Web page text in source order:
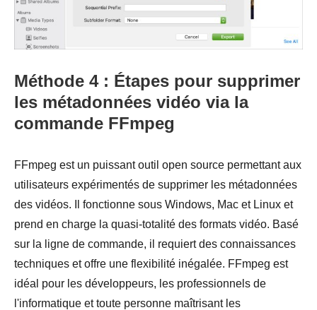
Méthode 4 : Étapes pour supprimer
les métadonnées vidéo via la
commande FFmpeg
FFmpeg est un puissant outil open source permettant aux
utilisateurs expérimentés de supprimer les métadonnées
des vidéos. Il fonctionne sous Windows, Mac et Linux et
prend en charge la quasi-totalité des formats vidéo. Basé
sur la ligne de commande, il requiert des connaissances
techniques et offre une flexibilité inégalée. FFmpeg est
idéal pour les développeurs, les professionnels de
l'informatique et toute personne maîtrisant les